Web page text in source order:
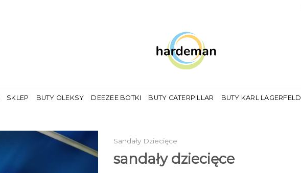
SKLEP BUTY OLEKSY DEEZEE BOTKI BUTY CATERPILLAR BUTY KARL LAGERFELD
Sandały Dziecięce
sandały dziecięce